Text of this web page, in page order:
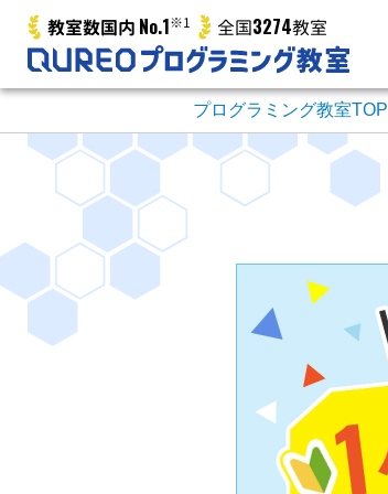
教室数国内 No.1※1 全国3274教室
プログラミング教室TOP